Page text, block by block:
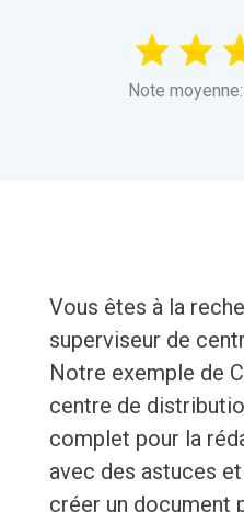
Note
Vous êtes à la
superviseur de
Notre exemple de
centre de
complet pour la
avec des astuces
créer un document